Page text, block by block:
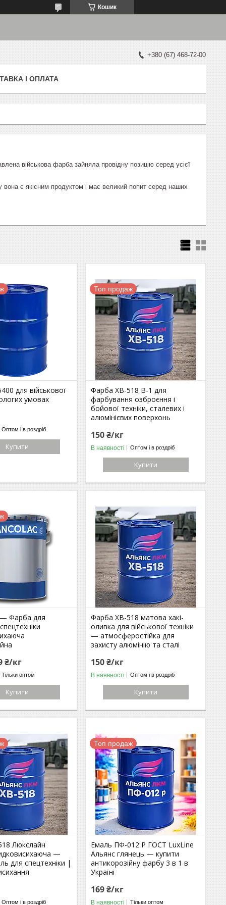
Кошик
+380 (67) 468-72-00
І ОПЛАТА
військова фарба зайняла провідну позицію серед усієї
вона є якісним продуктом і має великий попит серед наших
для військової
умовах
Оптом і в роздріб
Купити
Топ продаж
Фарба ХВ-518 В-1 для
фарбування озброєння і
бойової техніки, сталевих і
алюмінієвих поверхонь
150 ₴/кг
В наявності Оптом і в роздріб
Купити
Фарба для
₴/кг
Тільки оптом
Купити
Фарба ХВ-518 матова хакі-
оливка для військової техніки
— атмосферостійка для
захисту алюмінію та сталі
150 ₴/кг
В наявності Оптом і в роздріб
Купити
Люкслайн
—
для спецтехніки |
Оптом і в роздріб
Топ продаж
Емаль ПФ-012 Р ГОСТ LuxLine
Альянс глянець — купити
антикорозійну фарбу 3 в 1 в
Україні
169 ₴/кг
В наявності Тільки оптом